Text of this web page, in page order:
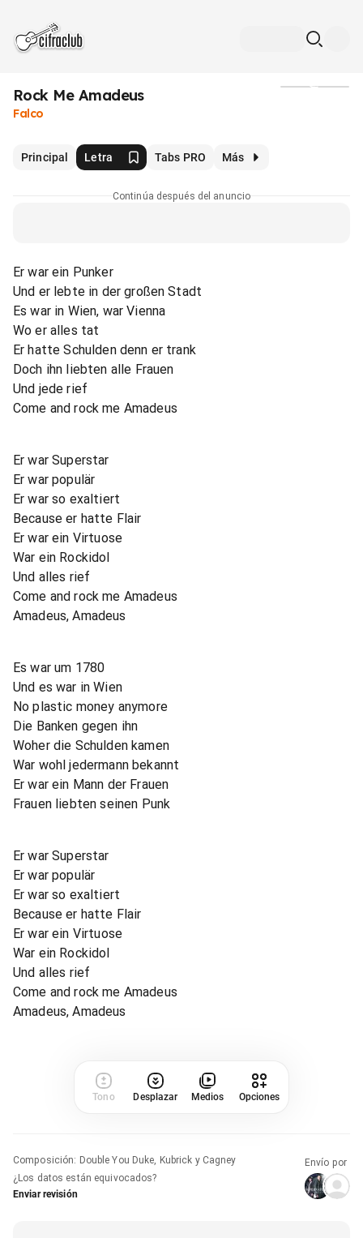
Rock Me Amadeus
Falco
Principal Letra Tabs PRO Más
Continúa después del anuncio
Er war ein Punker
Und er lebte in der großen Stadt
Es war in Wien, war Vienna
Wo er alles tat
Er hatte Schulden denn er trank
Doch ihn liebten alle Frauen
Und jede rief
Come and rock me Amadeus
Er war Superstar
Er war populär
Er war so exaltiert
Because er hatte Flair
Er war ein Virtuose
War ein Rockidol
Und alles rief
Come and rock me Amadeus
Amadeus, Amadeus
Es war um 1780
Und es war in Wien
No plastic money anymore
Die Banken gegen ihn
Woher die Schulden kamen
War wohl jedermann bekannt
Er war ein Mann der Frauen
Frauen liebten seinen Punk
Er war Superstar
Er war populär
Er war so exaltiert
Because er hatte Flair
Er war ein Virtuose
War ein Rockidol
Und alles rief
Come and rock me Amadeus
Amadeus, Amadeus
Tono Desplazar Medios Opciones
Composición: Double You Duke, Kubrick y Cagney
¿Los datos están equivocados?
Enviar revisión
Envío por